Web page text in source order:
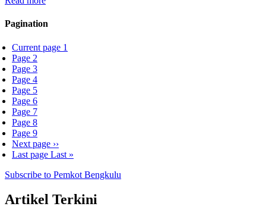
Pagination
Current page 1
Page 2
Page 3
Page 4
Page 5
Page 6
Page 7
Page 8
Page 9
Next page ››
Last page Last »
Subscribe to Pemkot Bengkulu
Artikel Terkini